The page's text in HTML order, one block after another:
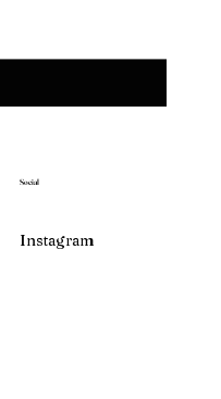
Social
Instagram